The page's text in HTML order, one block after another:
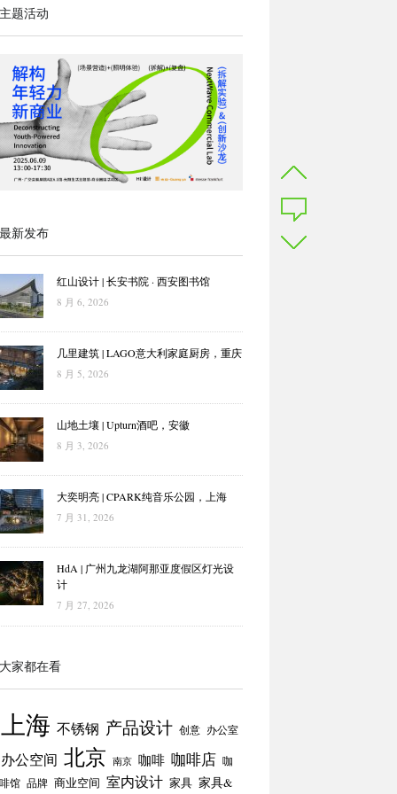
题活动
新发布
红山设计 | 长安书院 · 西安图书馆
8 月 6, 2026
几里建筑 | LAGO意大利家庭厨房，重庆
8 月 5, 2026
山地土壤 | Upturn酒吧，安徽
8 月 3, 2026
大奕明亮 | CPARK纯音乐公园，上海
7 月 31, 2026
HdA | 广州九龙湖阿那亚度假区灯光设
计
7 月 27, 2026
家都在看
上海 不锈钢 产品设计 创意 办公室
办公空间 北京 南京 咖啡 咖啡店 咖
馆 品牌 商业空间 室内设计 家具 家具&